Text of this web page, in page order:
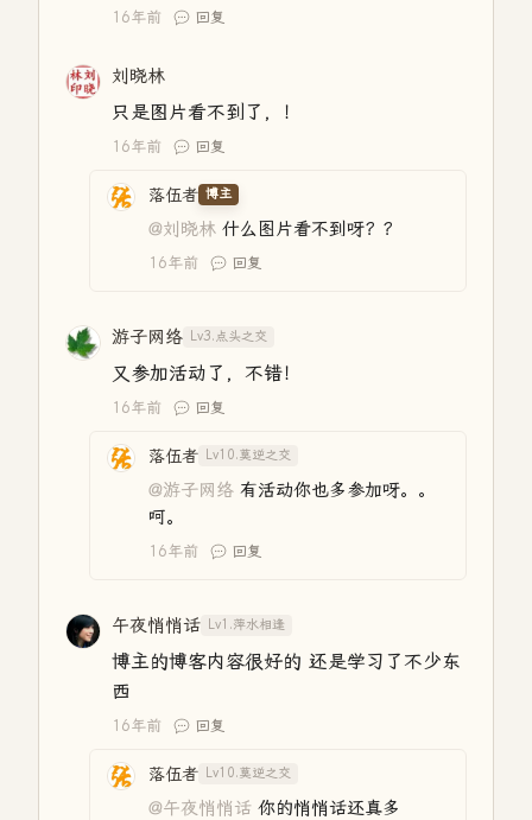
16年前 回复
刘晓林
只是图片看不到了，！
16年前 回复
落伍者 博主
@刘晓林 什么图片看不到呀？？
16年前 回复
游子网络 Lv3.点头之交
又参加活动了，不错！
16年前 回复
落伍者 Lv10.莫逆之交
@游子网络 有活动你也多参加呀。。
呵。
16年前 回复
午夜悄悄话 Lv1.萍水相逢
博主的博客内容很好的 还是学习了不少东
西
16年前 回复
落伍者 Lv10.莫逆之交
@午夜悄悄话 你的悄悄话还真多